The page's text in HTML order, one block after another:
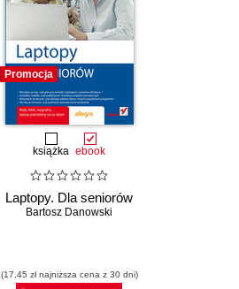
Promocja
książka ebook
Laptopy. Dla seniorów
Bartosz Danowski
(17,45 zł najniższa cena z 30 dni)